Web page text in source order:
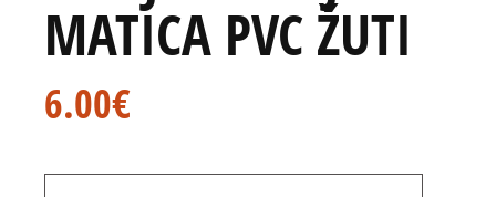
MATICA PVC ŽUTI
6.00€